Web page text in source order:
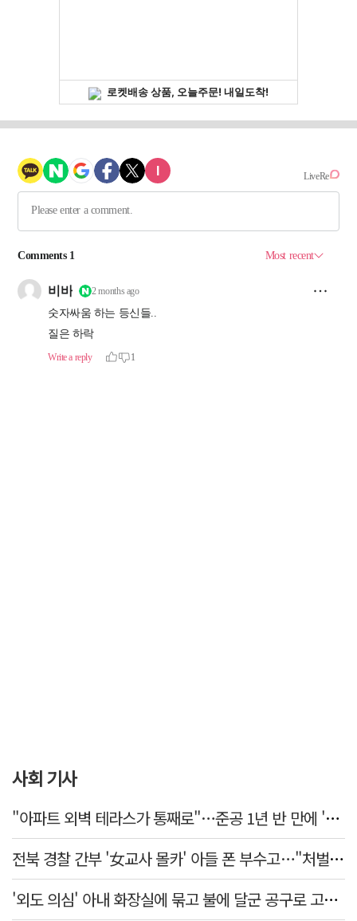
사회 기사
"아파트 외벽 테라스가 통째로"…준공 1년 반 만에 '아찔 사고'
전북 경찰 간부 '女교사 몰카' 아들 폰 부수고…"처벌 못하는 사안" 내부망에 글
'외도 의심' 아내 화장실에 묶고 불에 달군 공구로 고문…남편 검거